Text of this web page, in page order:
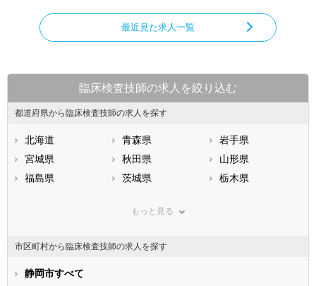
最近見た求人一覧
臨床検査技師の求人を絞り込む
都道府県から臨床検査技師の求人を探す
北海道 青森県
岩手県
宮城県
秋田県
山形県
福島県
茨城県
栃木県
神奈川県
石川県
福井県
静岡県
もっと見る
市区町村から臨床検査技師の求人を探す
静岡市すべて